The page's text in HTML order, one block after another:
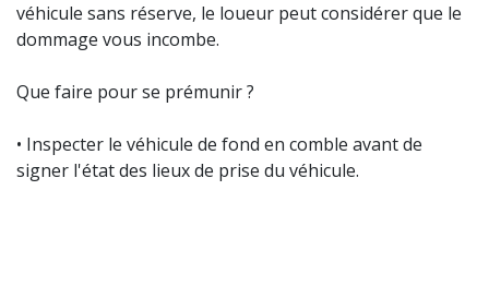
véhicule sans réserve, le loueur peut considérer que le
dommage vous incombe.
Que faire pour se prémunir ?
• Inspecter le véhicule de fond en comble avant de
signer l'état des lieux de prise du véhicule.